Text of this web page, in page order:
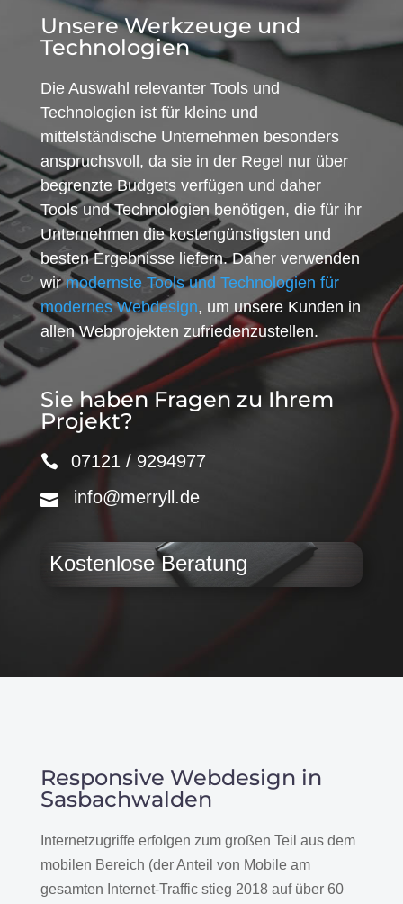
Unsere Werkzeuge und
Technologien
Die Auswahl relevanter Tools und
Technologien ist für kleine und
mittelständische Unternehmen besonders
anspruchsvoll, da sie in der Regel nur über
begrenzte Budgets verfügen und daher
Tools und Technologien benötigen, die für ihr
Unternehmen die kostengünstigsten und
besten Ergebnisse liefern. Daher verwenden
wirmodernste Tools und Technologien für
modernes Webdesign, um unsere Kunden in
allen Webprojekten zufriedenzustellen.
Sie haben Fragen zu Ihrem
Projekt?
07121 / 9294977
info@merryll.de
Kostenlose Beratung
Responsive Webdesign in
Sasbachwalden
Internetzugriffe erfolgen zum großen Teil aus dem
mobilen Bereich (der Anteil von Mobile am
gesamten Internet-Traffic stieg 2018 auf über 60